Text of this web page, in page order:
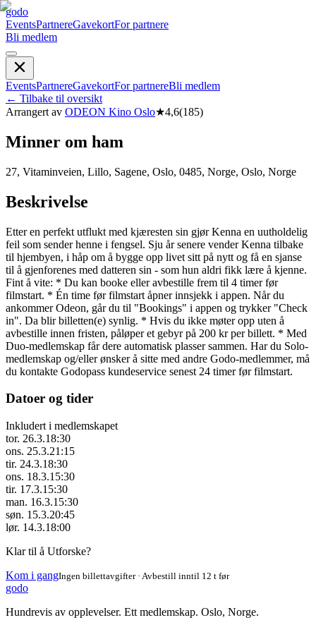
godo
EventsPartnereGavekortFor partnere
Bli medlem
EventsPartnereGavekortFor partnereBli medlem
← Tilbake til oversikt
Arrangert av ODEON Kino Oslo★4,6(185)
Minner om ham
27, Vitaminveien, Lillo, Sagene, Oslo, 0485, Norge, Oslo, Norge
Beskrivelse
Etter en perfekt utflukt med kjæresten sin gjør Kenna en uutholdelig
feil som sender henne i fengsel. Sju år senere vender Kenna tilbake
til hjembyen, i håp om å bygge opp livet sitt på nytt og få en sjanse
til å gjenforenes med datteren sin - som hun aldri fikk lære å kjenne.
Fint å vite: * Du kan booke eller avbestille frem til 4 timer før
filmstart. * Én time før filmstart åpner innsjekk i appen. Når du
ankommer Odeon, går du til "Bookings" i appen og trykker "Check
in". Da blir billetten(e) synlig. * Hvis du ikke møter opp uten å
avbestille innen fristen, påløper et gebyr på 200 kr per billett. * Med
Duo-medlemskap får dere automatisk plasser sammen. Har du Solo-
medlemskap og/eller ønsker å sitte med andre Godo-medlemmer, må
du kontakte Godopass kundeservice senest 24 timer før filmstart.
Datoer og tider
Inkludert i medlemskapet
tor. 26.3.18:30
ons. 25.3.21:15
tir. 24.3.18:30
ons. 18.3.15:30
tir. 17.3.15:30
man. 16.3.15:30
søn. 15.3.20:45
lør. 14.3.18:00
Klar til å Utforske?
Kom i gangIngen billettavgifter · Avbestill inntil 12 t før
godo
Hundrevis av opplevelser. Ett medlemskap. Oslo, Norge.